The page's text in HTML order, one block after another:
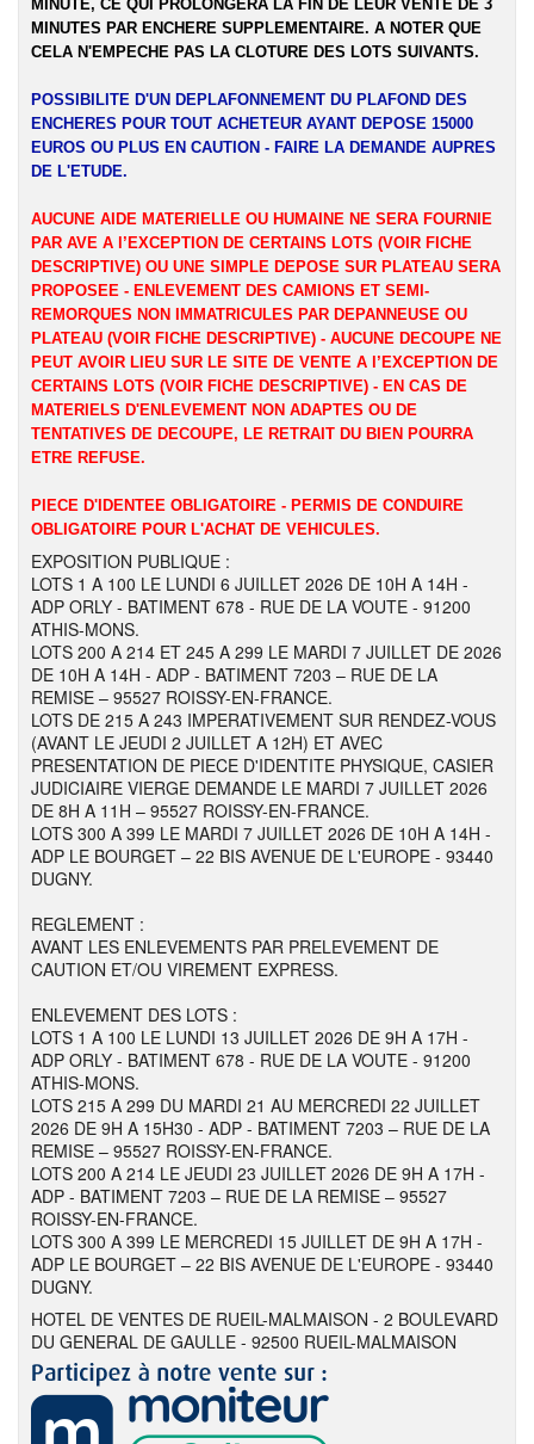
MINUTE, CE QUI PROLONGERA LA FIN DE LEUR VENTE DE 3
MINUTES PAR ENCHERE SUPPLEMENTAIRE. A NOTER QUE
CELA N'EMPECHE PAS LA CLOTURE DES LOTS SUIVANTS.
POSSIBILITE D'UN DEPLAFONNEMENT DU PLAFOND DES
ENCHERES POUR TOUT ACHETEUR AYANT DEPOSE 15000
EUROS OU PLUS EN CAUTION - FAIRE LA DEMANDE AUPRES
DE L'ETUDE.
AUCUNE AIDE MATERIELLE OU HUMAINE NE SERA FOURNIE
PAR AVE A l’EXCEPTION DE CERTAINS LOTS (VOIR FICHE
DESCRIPTIVE) OU UNE SIMPLE DEPOSE SUR PLATEAU SERA
PROPOSEE - ENLEVEMENT DES CAMIONS ET SEMI-
REMORQUES NON IMMATRICULES PAR DEPANNEUSE OU
PLATEAU (VOIR FICHE DESCRIPTIVE) - AUCUNE DECOUPE NE
PEUT AVOIR LIEU SUR LE SITE DE VENTE A l’EXCEPTION DE
CERTAINS LOTS (VOIR FICHE DESCRIPTIVE) - EN CAS DE
MATERIELS D'ENLEVEMENT NON ADAPTES OU DE
TENTATIVES DE DECOUPE, LE RETRAIT DU BIEN POURRA
ETRE REFUSE.
PIECE D'IDENTEE OBLIGATOIRE - PERMIS DE CONDUIRE
OBLIGATOIRE POUR L'ACHAT DE VEHICULES.
EXPOSITION PUBLIQUE :
LOTS 1 A 100 LE LUNDI 6 JUILLET 2026 DE 10H A 14H -
ADP ORLY - BATIMENT 678 - RUE DE LA VOUTE - 91200
ATHIS-MONS.
LOTS 200 A 214 ET 245 A 299 LE MARDI 7 JUILLET DE 2026
DE 10H A 14H - ADP - BATIMENT 7203 – RUE DE LA
REMISE – 95527 ROISSY-EN-FRANCE.
LOTS DE 215 A 243 IMPERATIVEMENT SUR RENDEZ-VOUS
(AVANT LE JEUDI 2 JUILLET A 12H) ET AVEC
PRESENTATION DE PIECE D'IDENTITE PHYSIQUE, CASIER
JUDICIAIRE VIERGE DEMANDE LE MARDI 7 JUILLET 2026
DE 8H A 11H – 95527 ROISSY-EN-FRANCE.
LOTS 300 A 399 LE MARDI 7 JUILLET 2026 DE 10H A 14H -
ADP LE BOURGET – 22 BIS AVENUE DE L'EUROPE - 93440
DUGNY.
REGLEMENT :
AVANT LES ENLEVEMENTS PAR PRELEVEMENT DE
CAUTION ET/OU VIREMENT EXPRESS.
ENLEVEMENT DES LOTS :
LOTS 1 A 100 LE LUNDI 13 JUILLET 2026 DE 9H A 17H -
ADP ORLY - BATIMENT 678 - RUE DE LA VOUTE - 91200
ATHIS-MONS.
LOTS 215 A 299 DU MARDI 21 AU MERCREDI 22 JUILLET
2026 DE 9H A 15H30 - ADP - BATIMENT 7203 – RUE DE LA
REMISE – 95527 ROISSY-EN-FRANCE.
LOTS 200 A 214 LE JEUDI 23 JUILLET 2026 DE 9H A 17H -
ADP - BATIMENT 7203 – RUE DE LA REMISE – 95527
ROISSY-EN-FRANCE.
LOTS 300 A 399 LE MERCREDI 15 JUILLET DE 9H A 17H -
ADP LE BOURGET – 22 BIS AVENUE DE L'EUROPE - 93440
DUGNY.
HOTEL DE VENTES DE RUEIL-MALMAISON - 2 BOULEVARD
DU GENERAL DE GAULLE - 92500 RUEIL-MALMAISON